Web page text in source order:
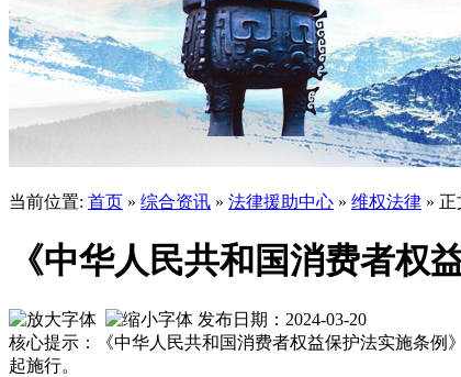
当前位置: 首页 » 综合资讯 » 法律援助中心 » 维权法律 » 正
《中华人民共和国消费者权
发布日期：2024-03-20
核心提示：《中华人民共和国消费者权益保护法实施条例
起施行。